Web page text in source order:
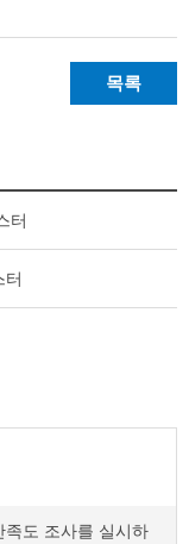
목록
터
터
족도 조사를 실시하